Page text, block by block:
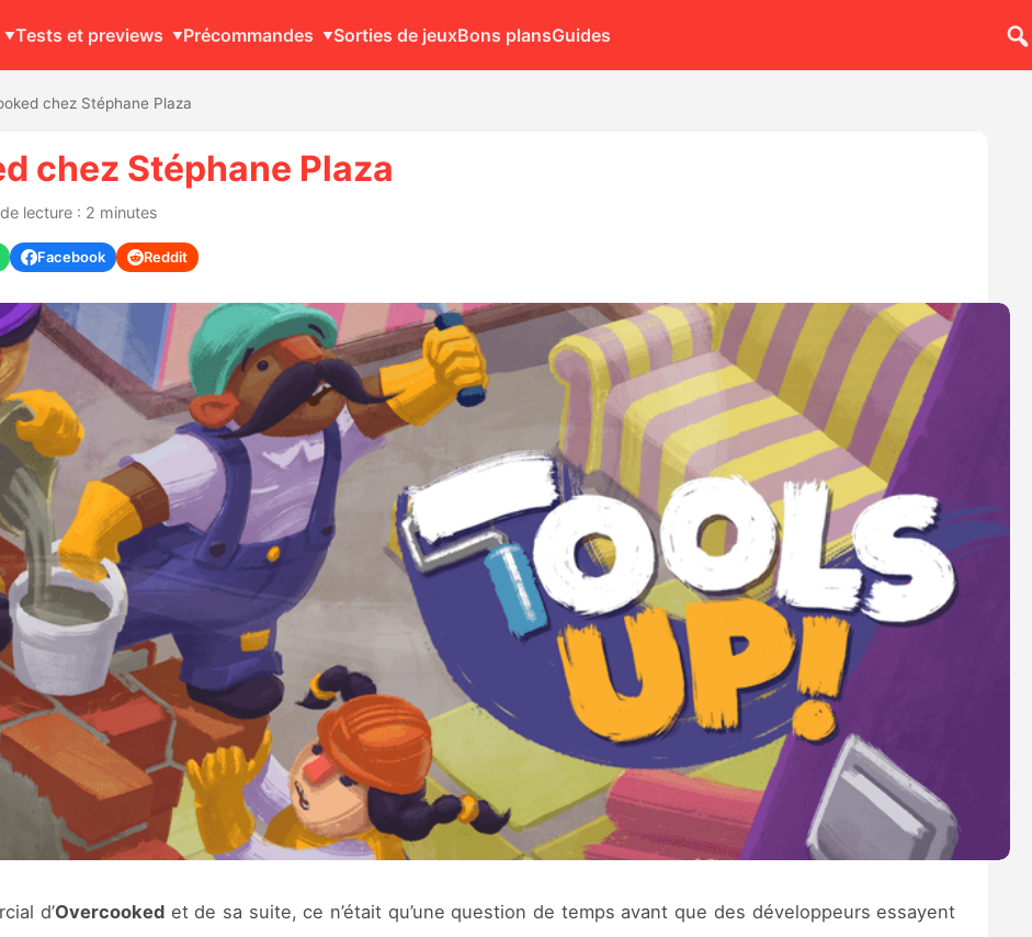
Tests et previews Précommandes Sorties de jeuxBons plansGuides
chez Stéphane Plaza
chez Stéphane Plaza
lecture : 2 minutes
Facebook Reddit
d’Overcookedet de sa suite, ce n’était qu’une question de temps avant que des développeurs essayent